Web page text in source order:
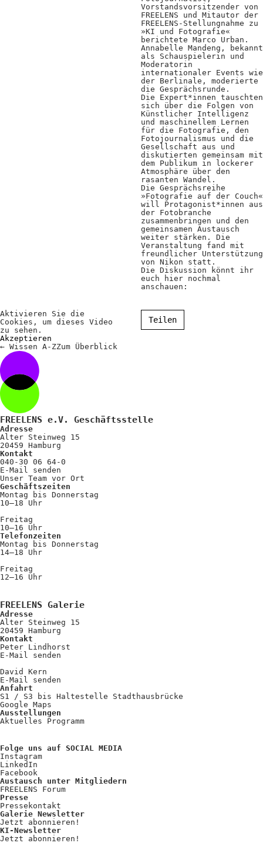
Vorstandsvorsitzender von
FREELENS und Mitautor der
FREELENS-Stellungnahme zu
»KI und Fotografie«
berichtete Marco Urban.
Annabelle Mandeng, bekannt
als Schauspielerin und
Moderatorin
internationaler Events wie
der Berlinale, moderierte
die Gesprächsrunde.
Die Expert*innen tauschten
sich über die Folgen von
Künstlicher Intelligenz
und maschinellem Lernen
für die Fotografie, den
Fotojournalismus und die
Gesellschaft aus und
diskutierten gemeinsam mit
dem Publikum in lockerer
Atmosphäre über den
rasanten Wandel.
Die Gesprächsreihe
»Fotografie auf der Couch«
will Protagonist*innen aus
der Fotobranche
zusammenbringen und den
gemeinsamen Austausch
weiter stärken. Die
Veranstaltung fand mit
freundlicher Unterstützung
von Nikon statt.
Die Diskussion könnt ihr
euch hier nochmal
anschauen:
Aktivieren Sie die
Cookies, um dieses Video
zu sehen.
Akzeptieren
Teilen
← Wissen A-ZZum Überblick
FREELENS e.V. Geschäftsstelle
Adresse
Alter Steinweg 15
20459 Hamburg
Kontakt
040-30 06 64-0
E-Mail senden
Unser Team vor Ort
Geschäftszeiten
Montag bis Donnerstag
10–18 Uhr
Freitag
10–16 Uhr
Telefonzeiten
Montag bis Donnerstag
14–18 Uhr
Freitag
12–16 Uhr
FREELENS Galerie
Adresse
Alter Steinweg 15
20459 Hamburg
Kontakt
Peter Lindhorst
E-Mail senden
David Kern
E-Mail senden
Anfahrt
S1 / S3 bis Haltestelle Stadthausbrücke
Google Maps
Ausstellungen
Aktuelles Programm
Folge uns auf SOCIAL MEDIA
Instagram
LinkedIn
Facebook
Austausch unter Mitgliedern
FREELENS Forum
Presse
Pressekontakt
Galerie Newsletter
Jetzt abonnieren!
KI-Newsletter
Jetzt abonnieren!